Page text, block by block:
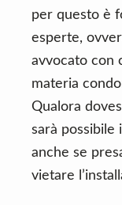
per questo è
esperte,
avvocato con
materia
Qualora
sarà possibile
anche se
vietare